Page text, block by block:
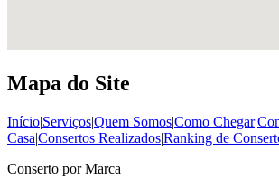
Mapa do Site
Início|Serviços|Quem Somos|Como Chegar|
Casa|Consertos Realizados|Ranking de
Conserto por Marca